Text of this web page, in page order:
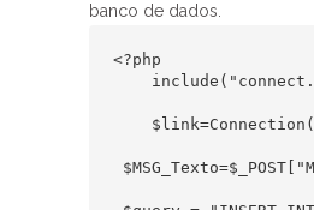
banco de dados.
<?php